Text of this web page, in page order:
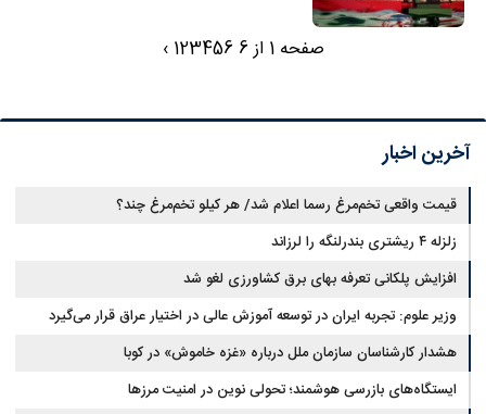
صفحه 1 از 6 123456
›
آخرین اخبار
قیمت واقعی تخم‌مرغ رسما اعلام شد/ هر کیلو تخم‌مرغ چند؟
زلزله ۴ ریشتری بندرلنگه را لرزاند
افزایش پلکانی تعرفه بهای برق کشاورزی لغو شد
وزیر علوم: تجربه ایران در توسعه آموزش عالی در اختیار عراق قرار می‌گیرد
هشدار کارشناسان سازمان ملل درباره «غزه‌ خاموش» در کوبا
ایستگاه‌های بازرسی هوشمند؛ تحولی نوین در امنیت مرزها